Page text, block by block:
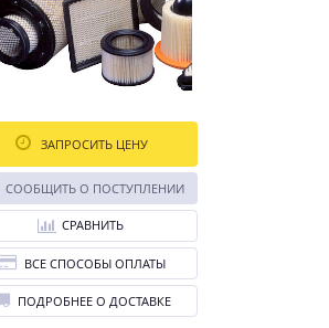
ЗАПРОСИТЬ ЦЕНУ
СООБЩИТЬ О ПОСТУПЛЕНИИ
СРАВНИТЬ
ВСЕ СПОСОБЫ ОПЛАТЫ
ПОДРОБНЕЕ О ДОСТАВКЕ